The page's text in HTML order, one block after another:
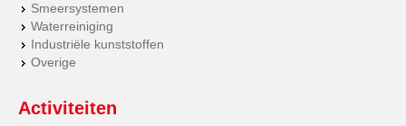
Smeersystemen
Waterreiniging
Industriële kunststoffen
Overige
Activiteiten